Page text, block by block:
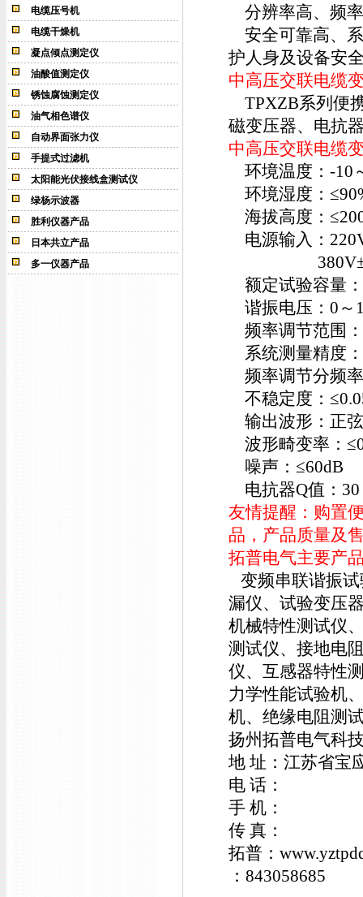
电缆压号机
电缆干燥机
凝点倾点测定仪
油酸值测定仪
锈蚀腐蚀测定仪
油气相色谱仪
自动界面张力仪
手提式过滤机
太阳能光伏接线盒测试仪
绿杨示波器
胜利仪器产品
日本共立产品
多一仪器产品
分辨率高、频
安全可靠高、
护人身及设备安
中高压交联电缆
TPXZB系列便
磁变压器、电抗
中高压交联电缆
环境温度：-
环境湿度：
海拔高度：
电源输入：
380V±10%
额定试验容量
谐振电压：0
频率调节范围
系统测量精
频率调节分
不稳定度：
输出波形：正
波形畸变率：
噪声：≤60dB
电抗器Q值：30
友情提醒：购置
品，产品质量及
拓普电气主要产
变频串联谐振试
漏仪、试验变压
机械特性测试仪
测试仪、接地电
仪、互感器特性
力学性能试验机
机、绝缘电阻测
扬州拓普电气科
地 址：江苏省宝
电 话：
手 机：
传 真：
拓普：
：843058685